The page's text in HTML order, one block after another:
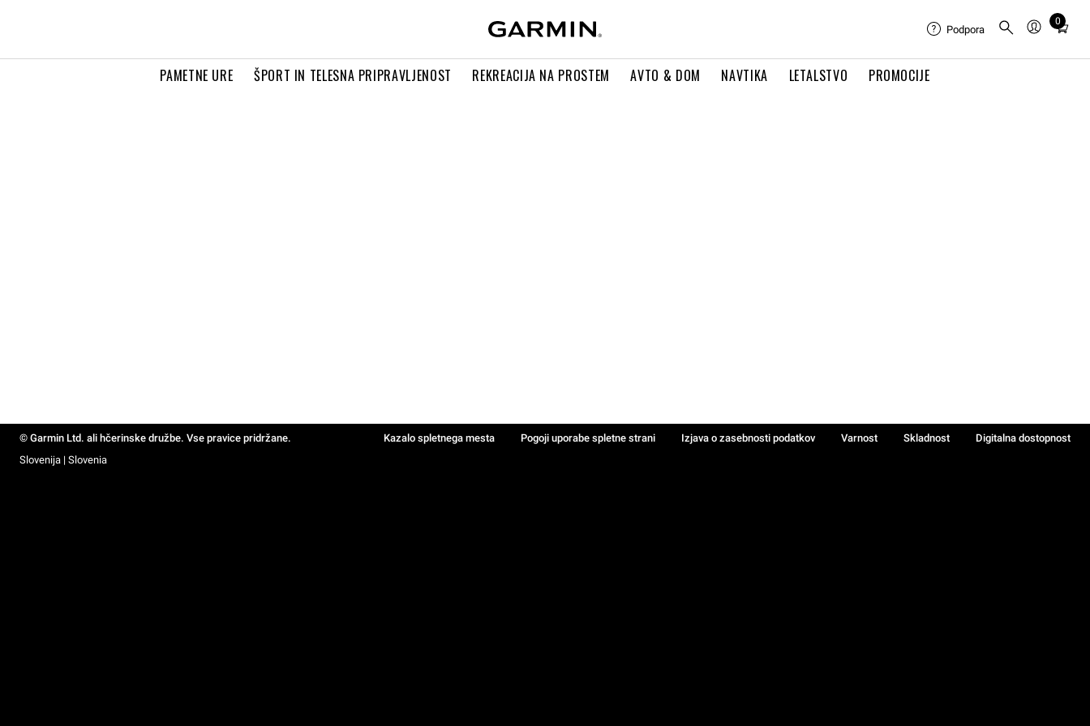
PAMETNE URE ŠPORT IN TELESNA PRIPRAVLJENOST REKREACIJA NA PROSTEM AVTO & DOM NAVTIKA LETALSTVO PROMOCIJE
Podpora
0
Total
in
© Garmin Ltd. ali hčerinske družbe. Vse pravice pridržane. Kazalo spletnega mesta Pogoji uporabe spletne strani Izjava o zasebnosti podatkov Varnost Skladnost
Digitalna dostopnost
Slovenija | Slovenia